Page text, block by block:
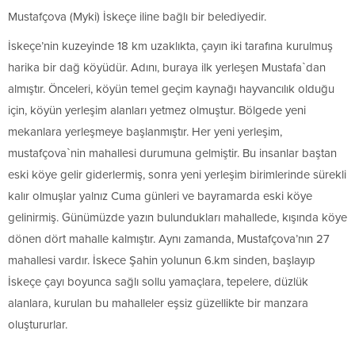
Mustafçova (Myki) İskeçe iline bağlı bir belediyedir.
İskeçe’nin kuzeyinde 18 km uzaklıkta, çayın iki tarafına kurulmuş
harika bir dağ köyüdür. Adını, buraya ilk yerleşen Mustafa`dan
almıştır. Önceleri, köyün temel geçim kaynağı hayvancılık olduğu
için, köyün yerleşim alanları yetmez olmuştur. Bölgede yeni
mekanlara yerleşmeye başlanmıştır. Her yeni yerleşim,
mustafçova`nin mahallesi durumuna gelmiştir. Bu insanlar baştan
eski köye gelir giderlermiş, sonra yeni yerleşim birimlerinde sürekli
kalır olmuşlar yalnız Cuma günleri ve bayramarda eski köye
gelinirmiş. Günümüzde yazın bulundukları mahallede, kışında köye
dönen dört mahalle kalmıştır. Aynı zamanda, Mustafçova’nın 27
mahallesi vardır. İskece Şahin yolunun 6.km sinden, başlayıp
İskeçe çayı boyunca sağlı sollu yamaçlara, tepelere, düzlük
alanlara, kurulan bu mahalleler eşsiz güzellikte bir manzara
oluştururlar.